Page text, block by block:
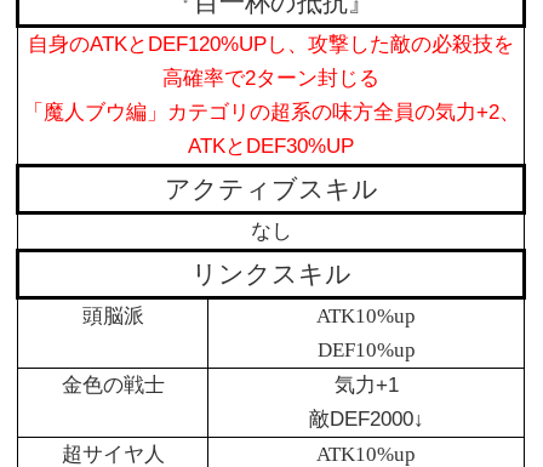
自身のATKとDEF120%UPし、攻撃した敵の必殺技を
高確率で2ターン封じる
「魔人ブウ編」カテゴリの超系の味方全員の気力+2、
ATKとDEF30%UP
アクティブスキル
なし
リンクスキル
頭脳派
ATK10%up
DEF10%up
金色の戦士
気力+1
敵DEF2000↓
超サイヤ人
ATK10%up